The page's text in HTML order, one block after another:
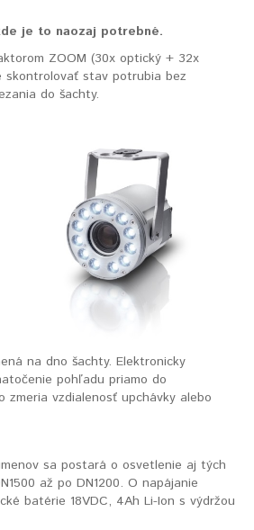
je to naozaj potrebné.
ZOOM (30x optický + 32x
skontrolovať stav potrubia bez
do šachty.
na dno šachty. Elektronicky
pohľadu priamo do
zmeria vzdialenosť upchávky alebo
sa postará o osvetlenie aj tých
až po DN1200. O napájanie
batérie 18VDC, 4Ah Li-Ion s výdržou